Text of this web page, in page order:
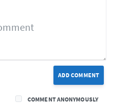
ADD COMMENT
COMMENT ANONYMOUSLY